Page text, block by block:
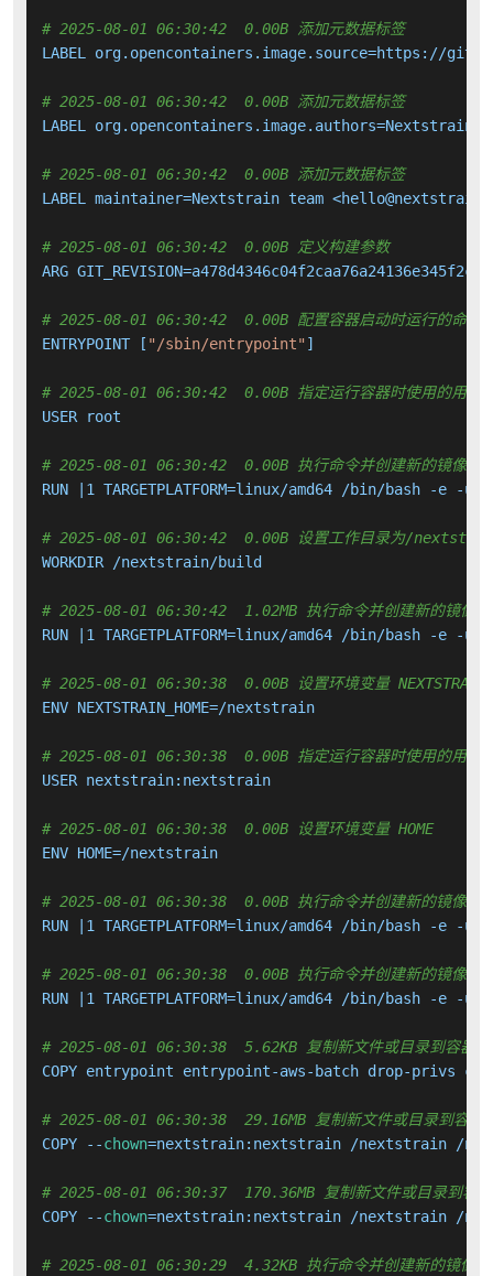
# 2025-08-01 06:30:42  0.00B 添加元数据标签
LABEL org.opencontainers.image.source=https://
# 2025-08-01 06:30:42  0.00B 添加元数据标签
LABEL org.opencontainers.image.authors=Nextstrain
# 2025-08-01 06:30:42  0.00B 添加元数据标签
LABEL maintainer=Nextstrain team
# 2025-08-01 06:30:42  0.00B 定义构建参数
ARG
# 2025-08-01 06:30:42  0.00B 配置容器启动时运行的命令
ENTRYPOINT [ "/sbin/entrypoint" ]
# 2025-08-01 06:30:42  0.00B 指定运行容器时使用的用户
USER root
# 2025-08-01 06:30:42  0.00B 执行命令并创建新的镜像层
RUN |1 TARGETPLATFORM=linux/amd64 /bin/bash -
# 2025-08-01 06:30:42  0.00B 设置工作目录为/
WORKDIR /nextstrain/build
# 2025-08-01 06:30:42  1.02MB 执行命令并创建新的镜像层
RUN |1 TARGETPLATFORM=linux/amd64 /bin/
# 2025-08-01 06:30:38  0.00B 设置环境变量
ENV NEXTSTRAIN_HOME=/nextstrain
# 2025-08-01 06:30:38  0.00B 指定运行容器时使用的用户
USER nextstrain:nextstrain
# 2025-08-01 06:30:38  0.00B 设置环境变量 HOME
ENV HOME=/nextstrain
# 2025-08-01 06:30:38  0.00B 执行命令并创建新的镜像层
RUN |1 TARGETPLATFORM=linux/amd64 /bin/bash -
# 2025-08-01 06:30:38  0.00B 执行命令并创建新的镜像层
RUN |1 TARGETPLATFORM=linux/amd64 /bin/bash -
# 2025-08-01 06:30:38  5.62KB 复制新文件或目录到容器中
COPY entrypoint entrypoint-aws-batch drop-privs
# 2025-08-01 06:30:38  29.16MB 复制新文件或目录到容器
COPY --chown=nextstrain:nextstrain /nextstrain /
# 2025-08-01 06:30:37  170.36MB 复制新文件或目录到容
COPY --chown=nextstrain:nextstrain /nextstrain /
# 2025-08-01 06:30:29  4.32KB 执行命令并创建新的镜像层